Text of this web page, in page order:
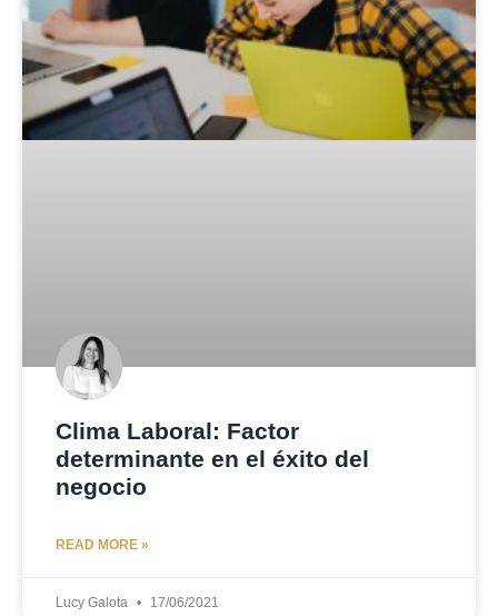
Clima Laboral: Factor
determinante en el éxito del
negocio
READ MORE »
Lucy Galota 17/06/2021